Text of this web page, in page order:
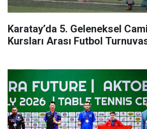
Karatay’da 5. Geleneksel
Kursları Arası Futbol